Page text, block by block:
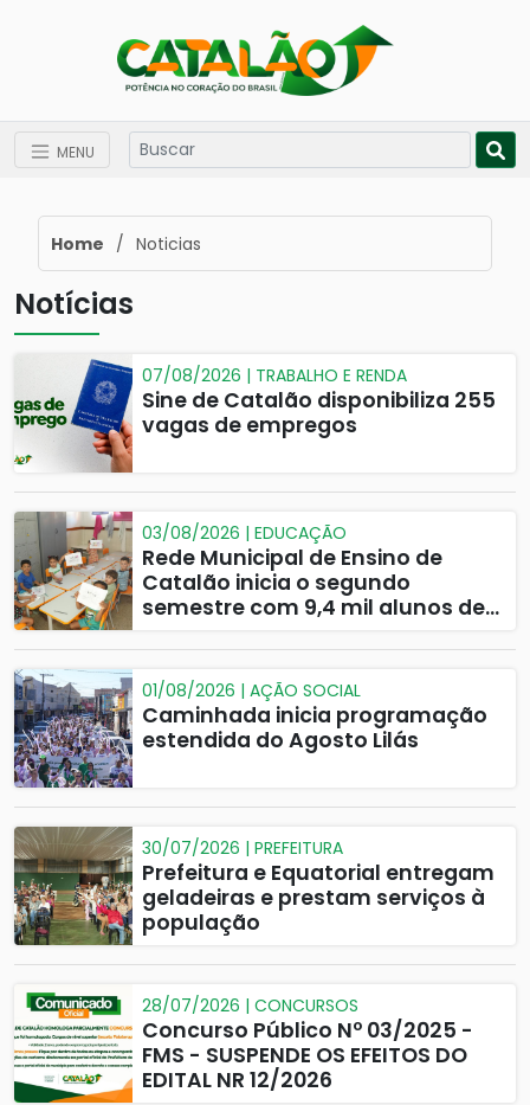
MENU
Home / Noticias
Notícias
07/08/2026 | TRABALHO E RENDA
Sine de Catalão disponibiliza 255
vagas de empregos
03/08/2026 | EDUCAÇÃO
Rede Municipal de Ensino de
Catalão inicia o segundo
semestre com 9,4 mil alunos de
01/08/2026 | AÇÃO SOCIAL
Caminhada inicia programação
estendida do Agosto Lilás
30/07/2026 | PREFEITURA
Prefeitura e Equatorial entregam
geladeiras e prestam serviços à
população
28/07/2026 | CONCURSOS
Concurso Público Nº 03/2025 -
FMS - SUSPENDE OS EFEITOS DO
EDITAL NR 12/2026